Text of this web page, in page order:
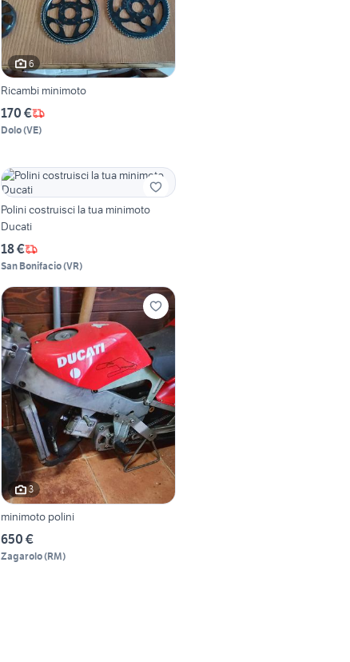
6
Ricambi minimoto
170 €
Dolo(VE)
Polini costruisci la tua minimoto
Ducati
18 €
San Bonifacio(VR)
3
minimoto polini
650 €
Zagarolo(RM)